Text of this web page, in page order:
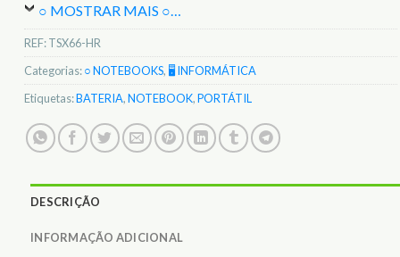
○ MOSTRAR MAIS ○…
REF:TSX66-HR
Categorias:○ NOTEBOOKS, 🖥️ INFORMÁTICA
Etiquetas:BATERIA,NOTEBOOK,PORTÁTIL
DESCRIÇÃO
INFORMAÇÃO ADICIONAL